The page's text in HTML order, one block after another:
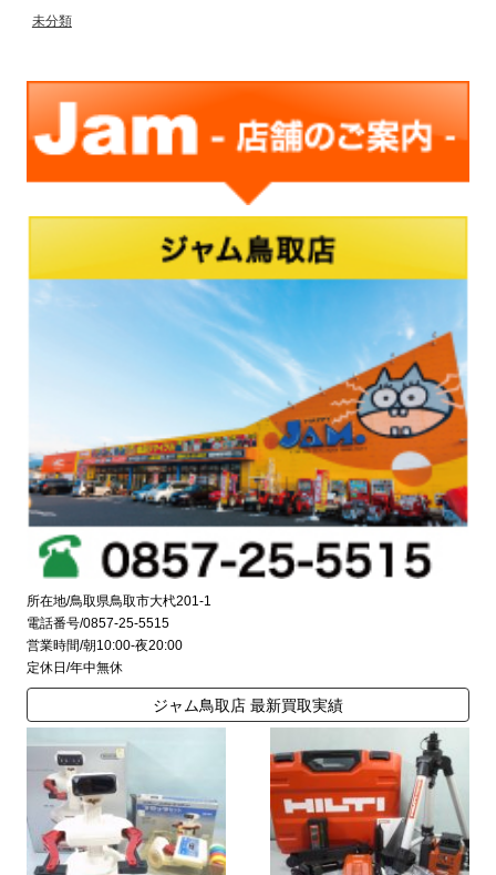
未分類
所在地/鳥取県鳥取市大杙201-1
電話番号/0857-25-5515
営業時間/朝10:00-夜20:00
定休日/年中無休
ジャム鳥取店 最新買取実績